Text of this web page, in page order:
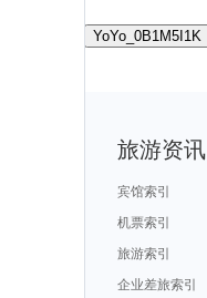
YoYo_0B1M5I1K
旅游资讯
宾馆索引
机票索引
旅游索引
企业差旅索引